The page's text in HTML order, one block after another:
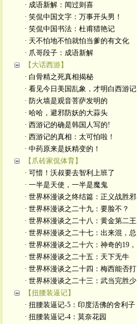
· 成语新解：闻过则喜
· 笑侃中国文字：万事开头男！
· 笑侃中国书法：杜甫猎艳记
· 天不怕地不怕就怕当爹的有文化
· 爪哥段子：成语新解
【大话西游】
· 白骨精之死真相揭秘
· 看见今日美国乱象，才明白西游记
· 防火墙是观音菩萨发明的
· 哈哈，避邪防妖的大蒜头
· 西游记的确是韩国人写的!
· 西游记的真相：太可怕啦！
· 中药原来是妖精变的！
【爪砖家侃体育】
· 可惜！沃叔要去智利上班了
· 一半是天使，一半是魔鬼
· 世界杯漫谈之终结篇：正义战胜邪
· 世界杯漫谈之二十九：要脸不？
· 世界杯漫谈之二十八：黄金第二王
· 世界杯漫谈之二十七：出来混，总
· 世界杯漫谈之二十六：神奇的19，
· 世界杯漫谈之二十五：天下无牛
· 世界杯漫谈之二十四：梅西能否打
· 世界杯漫谈之二十三：武当完胜少
【扭腰装逼记】
· 扭腰装逼记-5：印度活佛的舍利子
· 扭腰装逼记-4：莫奈花园